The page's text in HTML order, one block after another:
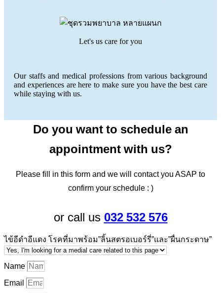
Let's us care for you
Our staffs and medical professions from various background
and experiences are here to make sure you have the best care
while staying with us.
Do you want to schedule an
appointment with us?
Please fill in this form and we will contact you ASAP to
confirm your schedule : )
or call us 032 532 576
ไข้อีดำอีแดง โรคที่มาพร้อม”ลิ้นสตรอเบอร์รี่”และ”ผื่นกระดาษ”
Name
Email